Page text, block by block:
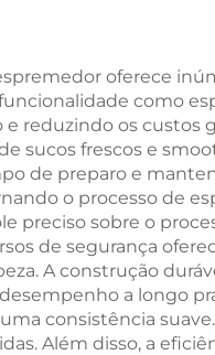
oferece
como
e reduzindo os custos
sucos frescos e
de preparo e
o processo de
preciso sobre o
de segurança
A construção
a longo
consistência
Além disso, a